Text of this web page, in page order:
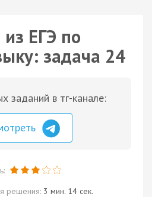
ЕГЭ по
задача 24
заданий в тг-канале:
решения: 3 мин. 14 сек.